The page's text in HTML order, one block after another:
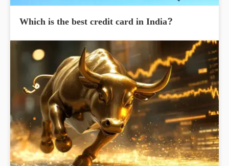
Which is the best credit card in India?